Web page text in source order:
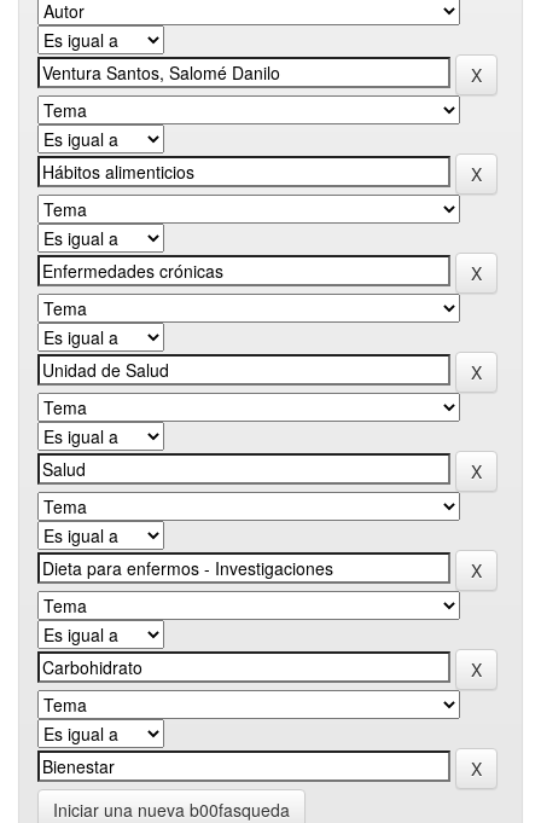
Iniciar una nueva b00fasqueda